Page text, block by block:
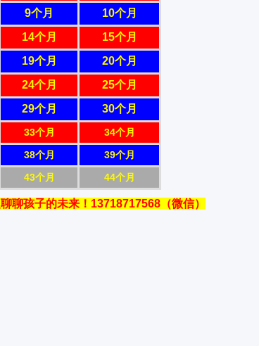
9个月
10个月
14个月
15个月
19个月
20个月
24个月
25个月
29个月 30个月
33个月
34个月
38个月
39个月
43个月 44个月
聊孩子的未来！13718717568（微信）